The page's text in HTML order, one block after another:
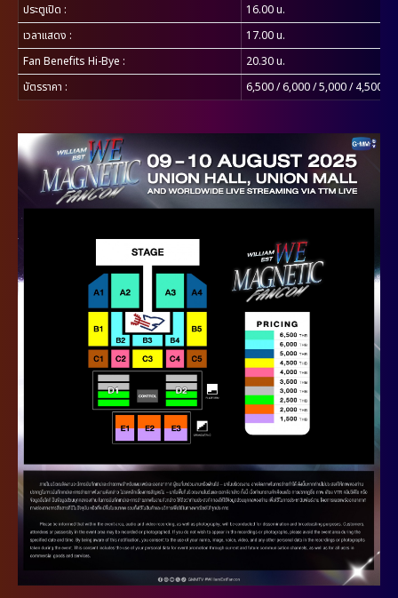
ประตูเปิด :
16.00 น.
เวลาแสดง :
17.00 น.
Fan Benefits Hi-Bye :
20.30 น.
บัตรราคา :
6,500 / 6,000 / 5,000 / 4,500 /